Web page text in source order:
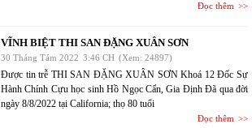
Đọc thêm
VĨNH BIỆT THI SAN ĐẶNG XUÂN SƠN
30 Tháng Tám 2022 3:46 CH (Xem: 24897)
Được tin trễ THI SAN ĐẶNG XUÂN SƠN Khoá 12 Đốc Sự
Hành Chính Cựu học sinh Hồ Ngọc Cẩn, Gia Định Đã qua đời
ngày 8/8/2022 tại California; thọ 80 tuổi
Đọc thêm